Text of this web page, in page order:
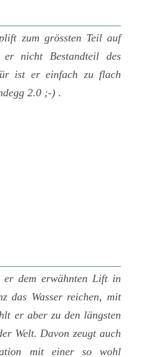
zum grössten Teil auf
er nicht Bestandteil des
ist er einfach zu flach
2.0 ;-) .
er dem erwähnten Lift in
das Wasser reichen, mit
er aber zu den längsten
Welt. Davon zeugt auch
mit einer so wohl